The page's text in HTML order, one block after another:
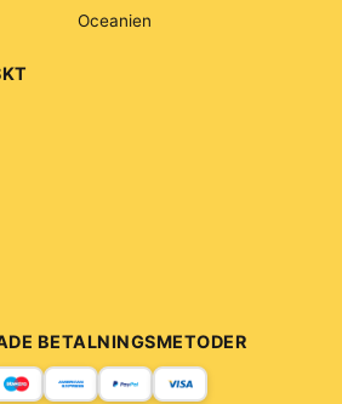
Oceanien
BETALNINGSMETODER